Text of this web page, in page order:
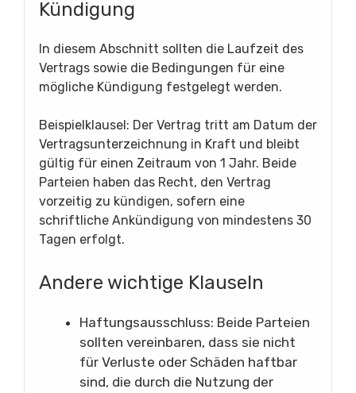
Kündigung
In diesem Abschnitt sollten die Laufzeit des
Vertrags sowie die Bedingungen für eine
mögliche Kündigung festgelegt werden.
Beispielklausel: Der Vertrag tritt am Datum der
Vertragsunterzeichnung in Kraft und bleibt
gültig für einen Zeitraum von 1 Jahr. Beide
Parteien haben das Recht, den Vertrag
vorzeitig zu kündigen, sofern eine
schriftliche Ankündigung von mindestens 30
Tagen erfolgt.
Andere wichtige Klauseln
Haftungsausschluss: Beide Parteien
sollten vereinbaren, dass sie nicht
für Verluste oder Schäden haftbar
sind, die durch die Nutzung der